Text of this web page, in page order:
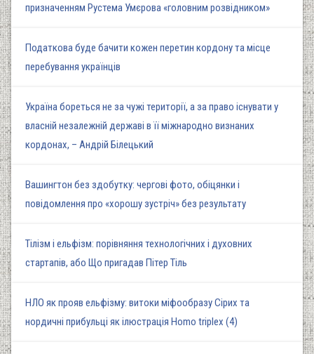
призначенням Рустема Умєрова «головним розвідником»
Податкова буде бачити кожен перетин кордону та місце
перебування українців
Україна бореться не за чужі території, а за право існувати у
власній незалежній державі в її міжнародно визнаних
кордонах, – Андрій Білецький
Вашингтон без здобутку: чергові фото, обіцянки і
повідомлення про «хорошу зустріч» без результату
Тілізм і ельфізм: порівняння технологічних і духовних
стартапів, або Що пригадав Пітер Тіль
НЛО як прояв ельфізму: витоки міфообразу Сірих та
нордичні прибульці як ілюстрація Homo triplex (4)